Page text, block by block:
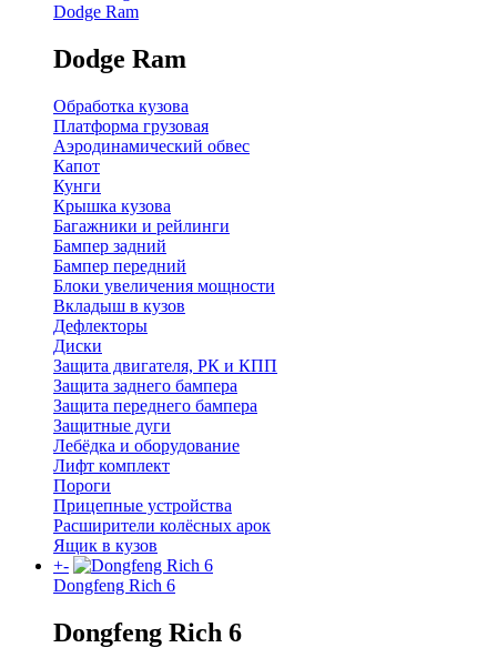
Dodge Ram
Dodge Ram
Обработка кузова
Платформа грузовая
Аэродинамический обвес
Капот
Кунги
Крышка кузова
Багажники и рейлинги
Бампер задний
Бампер передний
Блоки увеличения мощности
Вкладыш в кузов
Дефлекторы
Диски
Защита двигателя, РК и КПП
Защита заднего бампера
Защита переднего бампера
Защитные дуги
Лебёдка и оборудование
Лифт комплект
Пороги
Прицепные устройства
Расширители колёсных арок
Ящик в кузов
+-
Dongfeng Rich 6
Dongfeng Rich 6